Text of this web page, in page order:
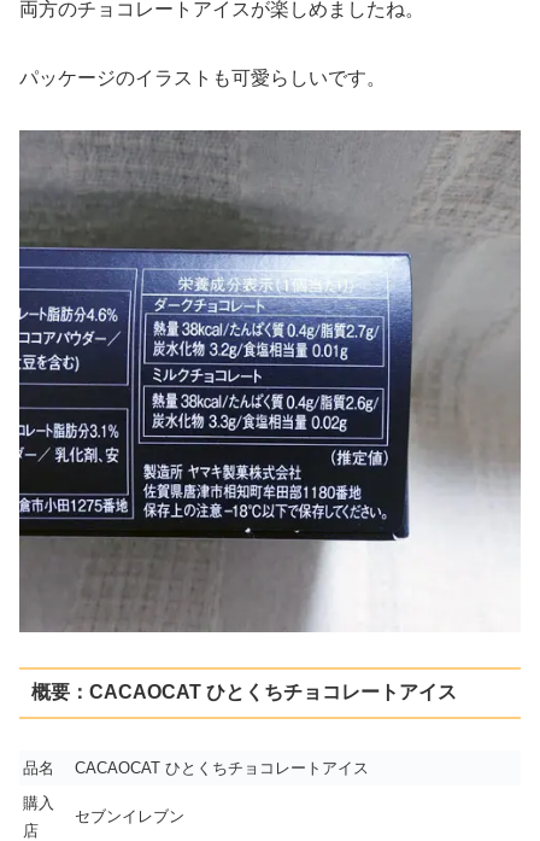
両方のチョコレートアイスが楽しめましたね。
パッケージのイラストも可愛らしいです。
概要：CACAOCAT ひとくちチョコレートアイス
品名
CACAOCAT ひとくちチョコレートアイス
購入
店
セブンイレブン